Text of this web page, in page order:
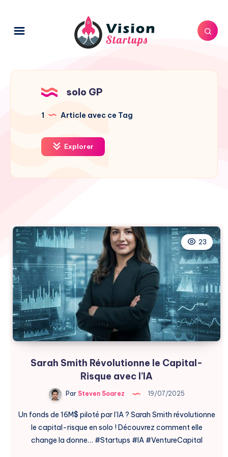
solo GP
1 Article avec ce Tag
Explorer
23
Sarah Smith Révolutionne le Capital-
Risque avec l’IA
ParSteven Soarez 19/07/2025
Un fonds de 16M$ piloté par l’IA ? Sarah Smith révolutionne
le capital-risque en solo ! Découvrez comment elle
change la donne… #Startups #IA #VentureCapital